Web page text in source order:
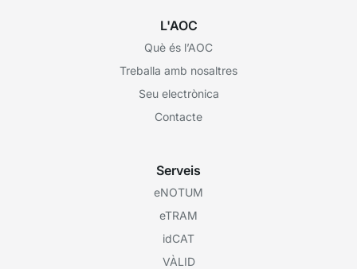
L'AOC
Què és l’AOC
Treballa amb nosaltres
Seu electrònica
Contacte
Serveis
eNOTUM
eTRAM
idCAT
VÀLID